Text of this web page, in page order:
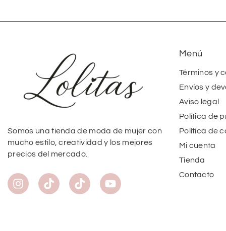
Somos una tienda de moda de mujer con
mucho estilo, creatividad y los mejores
precios del mercado.
Menú
Términos y
Envíos y
Aviso legal
Política de
Política de
Mi cuenta
Tienda
Contacto